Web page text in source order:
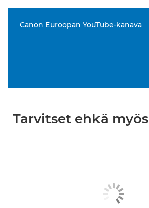
Canon Euroopan YouTube-kanava
Tarvitset ehkä myös